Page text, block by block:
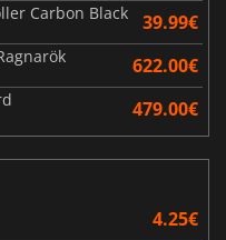
Carbon Black 39.99€
622.00€
479.00€
4.25€